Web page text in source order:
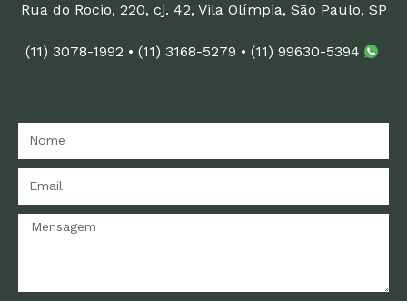
Rua do Rocio, 220, cj. 42, Vila Olímpia, São Paulo, SP
(11) 3078-1992 • (11) 3168-5279 • (11) 99630-5394